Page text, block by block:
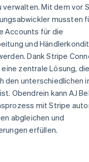
verwalten. Mit dem vor
mussten
Accounts für die
und
Dank Stripe
eine zentrale Lösung,
den unterschiedlichen
Obendrein kann AJ
mit Stripe
abgleichen und
erfüllen.